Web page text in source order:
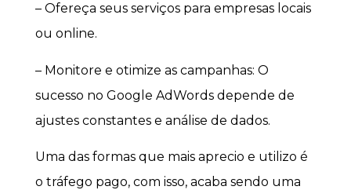
– Ofereça seus serviços para empresas locais
ou online.
– Monitore e otimize as campanhas: O
sucesso no Google AdWords depende de
ajustes constantes e análise de dados.
Uma das formas que mais aprecio e utilizo é
o tráfego pago, com isso, acaba sendo uma